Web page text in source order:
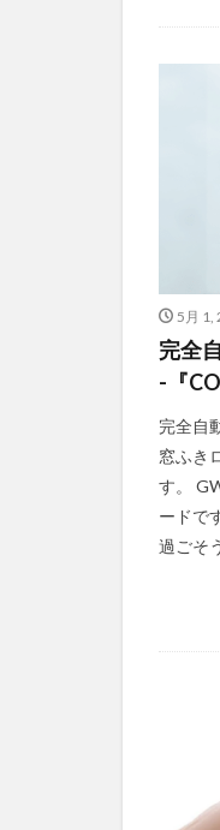
5月 1,
完全
-『
完全自
窓ふき
す。
ードで
過ごそ